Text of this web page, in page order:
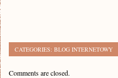
CATEGORIES: BLOG INTERNETOWY
Comments are closed.